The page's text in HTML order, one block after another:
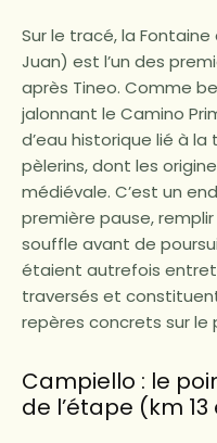
Sur le tracé, la
Juan) est l’un des
après Tineo. Comme
jalonnant le Camino
d’eau historique lié à
pèlerins, dont les
médiévale. C’est un
première pause,
souffle avant de
étaient autrefois
traversés et
repères concrets sur le
Campiello : le
de l’étape (km 13